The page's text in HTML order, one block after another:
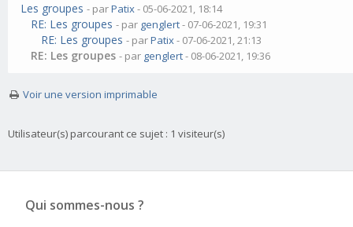
Les groupes - parPatix- 05-06-2021, 18:14
RE: Les groupes - par genglert- 07-06-2021, 19:31
RE: Les groupes - parPatix- 07-06-2021, 21:13
RE: Les groupes - par genglert- 08-06-2021, 19:36
Voir une version imprimable
Utilisateur(s) parcourant ce sujet : 1 visiteur(s)
Qui sommes-nous ?